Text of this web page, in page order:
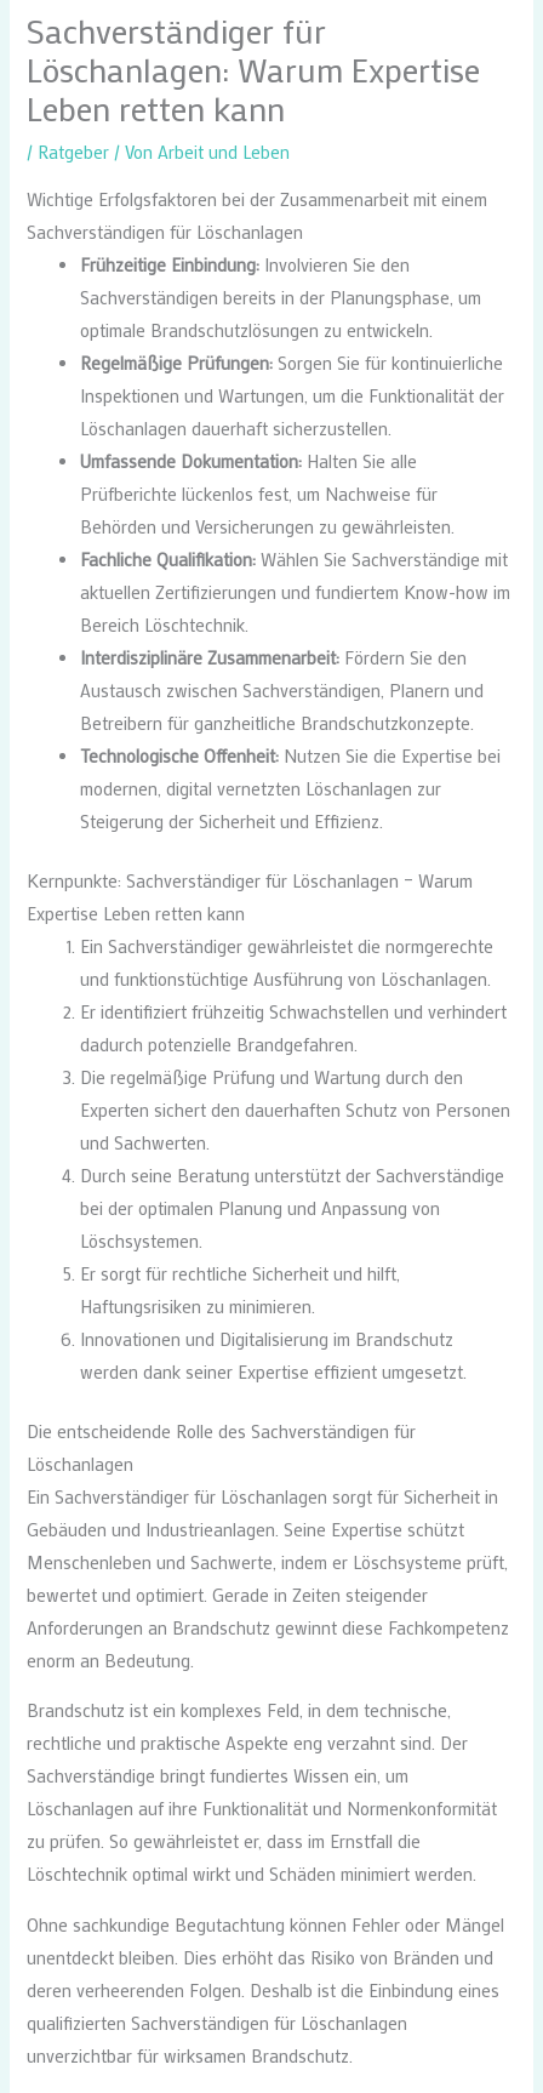
Sachverständiger für
Löschanlagen: Warum Expertise
Leben retten kann
/ Ratgeber / VonArbeit und Leben
Wichtige Erfolgsfaktoren bei der Zusammenarbeit mit einem
Sachverständigen für Löschanlagen
Frühzeitige Einbindung: Involvieren Sie den
Sachverständigen bereits in der Planungsphase, um
optimale Brandschutzlösungen zu entwickeln.
Regelmäßige Prüfungen: Sorgen Sie für kontinuierliche
Inspektionen und Wartungen, um die Funktionalität der
Löschanlagen dauerhaft sicherzustellen.
Umfassende Dokumentation: Halten Sie alle
Prüfberichte lückenlos fest, um Nachweise für
Behörden und Versicherungen zu gewährleisten.
Fachliche Qualifikation: Wählen Sie Sachverständige mit
aktuellen Zertifizierungen und fundiertem Know-how im
Bereich Löschtechnik.
Interdisziplinäre Zusammenarbeit: Fördern Sie den
Austausch zwischen Sachverständigen, Planern und
Betreibern für ganzheitliche Brandschutzkonzepte.
Technologische Offenheit: Nutzen Sie die Expertise bei
modernen, digital vernetzten Löschanlagen zur
Steigerung der Sicherheit und Effizienz.
Kernpunkte: Sachverständiger für Löschanlagen – Warum
Expertise Leben retten kann
Ein Sachverständiger gewährleistet die normgerechte
und funktionstüchtige Ausführung von Löschanlagen.
Er identifiziert frühzeitig Schwachstellen und verhindert
dadurch potenzielle Brandgefahren.
Die regelmäßige Prüfung und Wartung durch den
Experten sichert den dauerhaften Schutz von Personen
und Sachwerten.
Durch seine Beratung unterstützt der Sachverständige
bei der optimalen Planung und Anpassung von
Löschsystemen.
Er sorgt für rechtliche Sicherheit und hilft,
Haftungsrisiken zu minimieren.
Innovationen und Digitalisierung im Brandschutz
werden dank seiner Expertise effizient umgesetzt.
Die entscheidende Rolle des Sachverständigen für
Löschanlagen
Ein Sachverständiger für Löschanlagen sorgt für Sicherheit in
Gebäuden und Industrieanlagen. Seine Expertise schützt
Menschenleben und Sachwerte, indem er Löschsysteme prüft,
bewertet und optimiert. Gerade in Zeiten steigender
Anforderungen an Brandschutz gewinnt diese Fachkompetenz
enorm an Bedeutung.
Brandschutz ist ein komplexes Feld, in dem technische,
rechtliche und praktische Aspekte eng verzahnt sind. Der
Sachverständige bringt fundiertes Wissen ein, um
Löschanlagen auf ihre Funktionalität und Normenkonformität
zu prüfen. So gewährleistet er, dass im Ernstfall die
Löschtechnik optimal wirkt und Schäden minimiert werden.
Ohne sachkundige Begutachtung können Fehler oder Mängel
unentdeckt bleiben. Dies erhöht das Risiko von Bränden und
deren verheerenden Folgen. Deshalb ist die Einbindung eines
qualifizierten Sachverständigen für Löschanlagen
unverzichtbar für wirksamen Brandschutz.